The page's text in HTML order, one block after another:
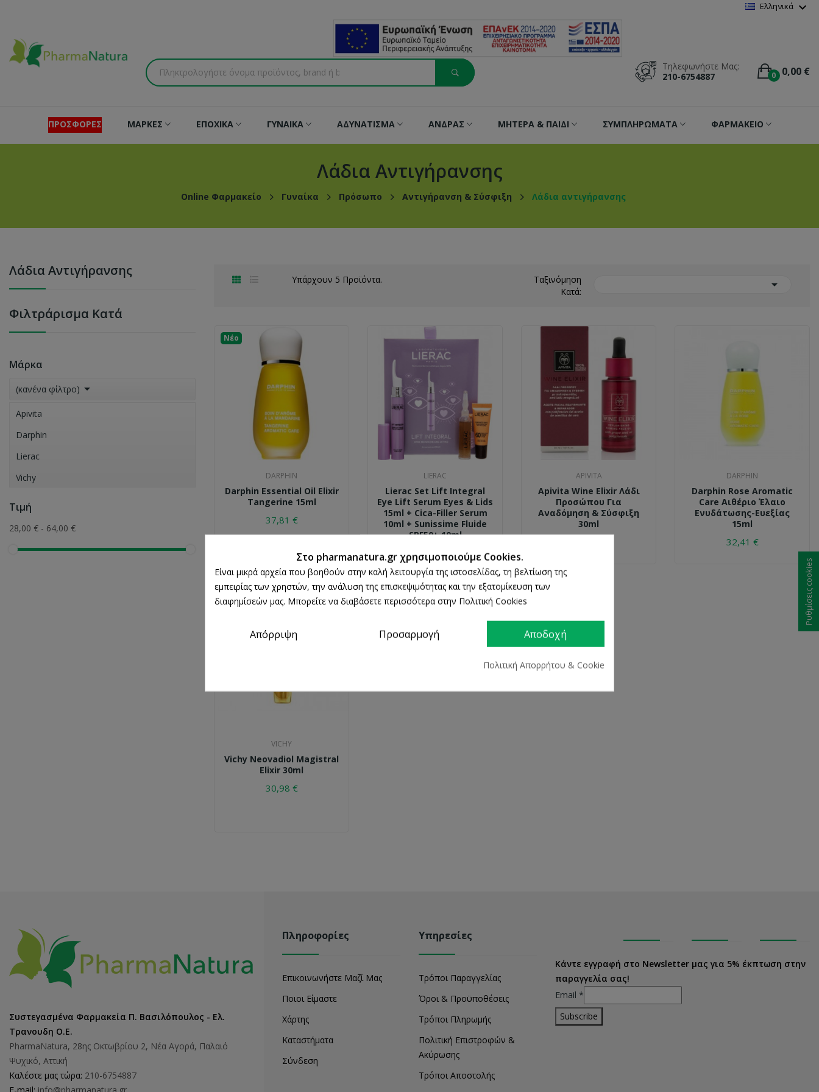
Ελληνικά expand_more
0 0,00 €
Τηλεφωνήστε Μας:
210-6754887
ΠΡΟΣΦΟΡΕΣ ΜΑΡΚΕΣ ΕΠΟΧΙΚΑ ΓΥΝΑΙΚΑ ΑΔΥΝΑΤΙΣΜΑ ΑΝΔΡΑΣ ΜΗΤΕΡΑ & ΠΑΙΔΙ ΣΥΜΠΛΗΡΩΜΑΤΑ ΦΑΡΜΑΚΕΙΟ
Λάδια Αντιγήρανσης
Online Φαρμακείο Γυναίκα Πρόσωπο Αντιγήρανση & Σύσφιξη Λάδια αντιγήρανσης
Λάδια Αντιγήρανσης
Φιλτράρισμα Κατά
Μάρκα
(κανένα φίλτρο) 
Apivita
Darphin
Lierac
Vichy
Τιμή
28,00 € - 64,00 €
Υπάρχουν 5 Προϊόντα.
Ταξινόμηση
Κατά:

Νέο
DARPHIN
Darphin Essential Oil Elixir
Tangerine 15ml
37,81 €
LIERAC
Lierac Set Lift Integral
Eye Lift Serum Eyes & Lids
15ml + Cica-Filler Serum
10ml + Sunissime Fluide
SPF50+ 10ml
40,63 €
APIVITA
Apivita Wine Elixir Λάδι
Προσώπου Για
Αναδόμηση & Σύσφιξη
30ml
DARPHIN
Darphin Rose Aromatic
Care Αιθέριο Έλαιο
Ενυδάτωσης-Ευεξίας
15ml
32,41 €
VICHY
Vichy Neovadiol Magistral
Elixir 30ml
30,98 €
Συστεγασμένα Φαρμακεία Π. Βασιλόπουλος - Ελ.
Τρανουδη Ο.Ε.
PharmaNatura, 28ης Οκτωβρίου 2, Νέα Αγορά, Παλαιό
Ψυχικό, Αττική
Καλέστε μας τώρα: 210-6754887
Πληροφορίες
Επικοινωνήστε Μαζί Μας
Ποιοι Είμαστε
Χάρτης
Καταστήματα
Σύνδεση
Υπηρεσίες
Τρόποι Παραγγελίας
Όροι & Προϋποθέσεις
Τρόποι Πληρωμής
Πολιτική Επιστροφών &
Ακύρωσης
Τρόποι Αποστολής
Κάντε εγγραφή στο Newsletter μας για 5% έκπτωση στην
παραγγελία σας!
Email *
Στο pharmanatura.gr χρησιμοποιούμε Cookies.
Είναι μικρά αρχεία που βοηθούν στην καλή λειτουργία της ιστοσελίδας, τη βελτίωση της
εμπειρίας των χρηστών, την ανάλυση της επισκεψιμότητας και την εξατομίκευση των
διαφημίσεών μας. Μπορείτε να διαβάσετε περισσότερα στην Πολιτική Cookies
Απόρριψη Προσαρμογή Αποδοχή
Πολιτική Απορρήτου & Cookie
Ρυθμίσεις cookies